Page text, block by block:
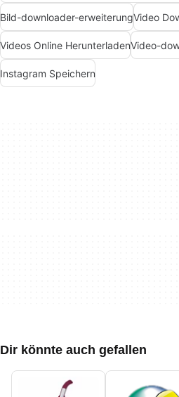
Bild-downloader-erweiterungVideo
Videos Online HerunterladenVideo-
Instagram Speichern
Dir könnte auch gefallen